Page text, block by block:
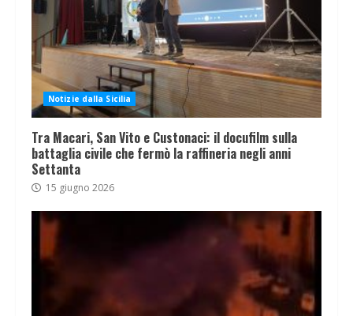
Notizie dalla Sicilia
Tra Macari, San Vito e Custonaci: il docufilm sulla
battaglia civile che fermò la raffineria negli anni
Settanta
15 giugno 2026